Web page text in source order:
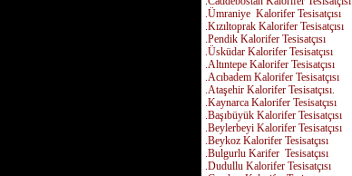
.Ümraniye Kalorifer Tesisatçısı
.Kızıltoprak Kalorifer Tesisatçısı
.Pendik Kalorifer Tesisatçısı
.Üsküdar Kalorifer Tesisatçısı
.Altıntepe Kalorifer Tesisatçısı
.Acıbadem Kalorifer Tesisatçısı
.Ataşehir Kalorifer Tesisatçısı.
.Kaynarca Kalorifer Tesisatçısı
.Başıbüyük Kalorifer Tesisatçısı
.Beylerbeyi Kalorifer Tesisatçısı
.Beykoz Kalorifer Tesisatçısı
.Bulgurlu Karifer Tesisatçısı
.Dudullu Kalorifer Tesisatçısı